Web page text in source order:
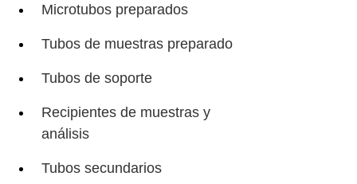
Microtubos preparados
Tubos de muestras preparado
Tubos de soporte
Recipientes de muestras y
análisis
Tubos secundarios